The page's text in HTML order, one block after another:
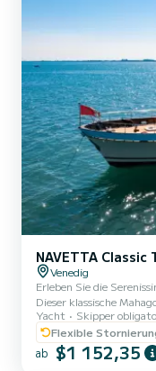
NAVETTA Classic
Venedig
Erleben Sie die
Dieser klassische
dem Sie Venedig und
einschließlich der Inseln
exklusiven Perspektive.
kompletten Crew aus
Yacht Skipper
Flexible
ab $1 152,35